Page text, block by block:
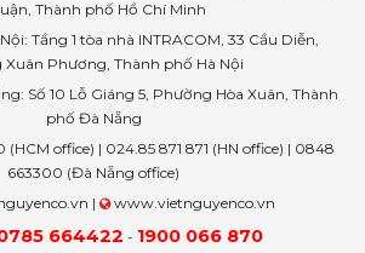
Thành phố Hồ Chí Minh
Tầng 1 tòa nhà INTRACOM, 33 Cầu Diễn,
Xuân Phương, Thành phố Hà Nội
Số 10 Lỗ Giáng 5, Phường Hòa Xuân, Thành
phố Đà Nẵng
(HCM office) | 024.85 871 871 (HN office) | 0848
663300 (Đà Nẵng office)
|
www.vietnguyenco.vn
664422 - 1900 066 870